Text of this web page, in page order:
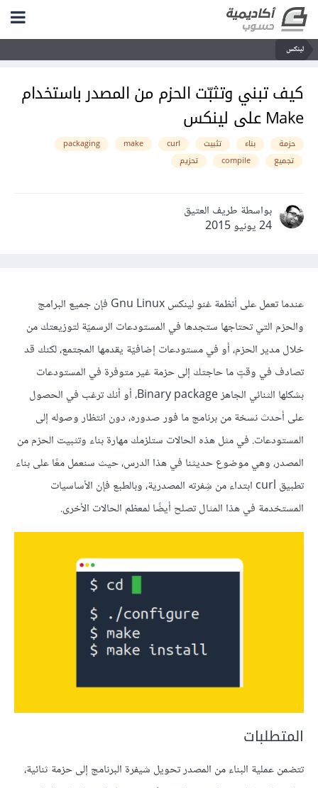
لينكس
كيف تبني وتثبّت الحزم من المصدر باستخدام
Make على لينكس
حزمة بناء تثبيت curl
make
packaging
تجميع
compile تحزيم
بواسطة طريف العتيق
24 يونيو 2015
عندما تعمل على أنظمة غنو لينكس Gnu Linux فإن جميع البرامج
والحزم التي تحتاجها ستجدها في المستودعات الرسميّة لتوزيعتك من
خلال مدير الحزم، أو في مستودعات إضافيّة يقدمها المجتمع، لكنك قد
تصادف في وقتٍ ما حاجتك إلى حزمة غير متوفرة في المستودعات
بشكلها الثنائي الجاهز Binary package، أو أنك ترغب في الحصول
على أحدث نسخة من برنامج ما فور صدوره، دون انتظار وصوله إلى
المستودعات. في مثل هذه الحالات ستلزمك مهارة بناء وتثبيت الحزم من
المصدر، وهي موضوع حديثنا في هذا الدرس، حيث سنعمل معًا على بناء
تطبيق curl ابتداء من شِفرته المصدرية، وبالطبع فإن الأساسيات
المستخدمة في هذا المثال تصلح أيضًا لمعظم الحالات الأخرى.
المتطلبات
تتضمن عملية البناء من المصدر تحويل شيفرة البرنامج إلى حزمة ثنائية،